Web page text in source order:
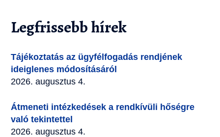
Legfrissebb hírek
Tájékoztatás az ügyfélfogadás rendjének
ideiglenes módosításáról
2026. augusztus 4.
Átmeneti intézkedések a rendkívüli hőségre
való tekintettel
2026. augusztus 4.